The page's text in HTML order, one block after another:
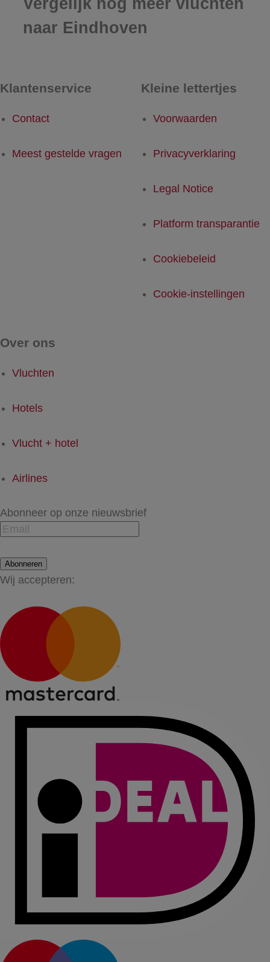
Vergelijk nog meer vluchten
naar Eindhoven
Klantenservice
Contact
Meest gestelde vragen
Kleine lettertjes
Voorwaarden
Privacyverklaring
Legal Notice
Platform transparantie
Cookiebeleid
Cookie-instellingen
Over ons
Vluchten
Hotels
Vlucht + hotel
Airlines
Abonneer op onze nieuwsbrief
Abonneren
Wij accepteren: